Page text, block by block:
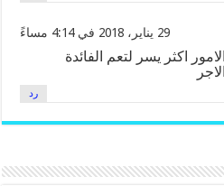
29 يناير، 2018 في 4:14 مساءً
اكثر يسر لتعم الفائدة
رد